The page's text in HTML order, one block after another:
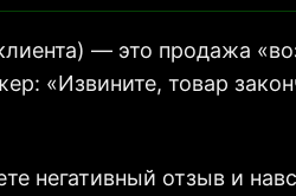
— это продажа
«Извините, товар
негативный отзыв и